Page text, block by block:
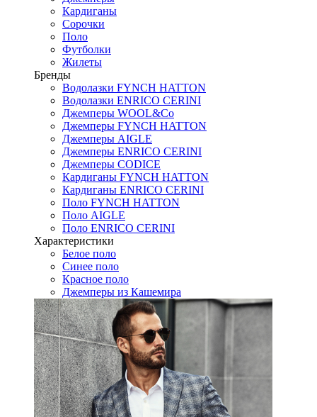
Кардиганы
Сорочки
Поло
Футболки
Жилеты
Бренды
Водолазки FYNCH HATTON
Водолазки ENRICO CERINI
Джемперы WOOL&Co
Джемперы FYNCH HATTON
Джемперы AIGLE
Джемперы ENRICO CERINI
Джемперы CODICE
Кардиганы FYNCH HATTON
Кардиганы ENRICO CERINI
Поло FYNCH HATTON
Поло AIGLE
Поло ENRICO CERINI
Характеристики
Белое поло
Синее поло
Красное поло
Джемперы из Кашемира